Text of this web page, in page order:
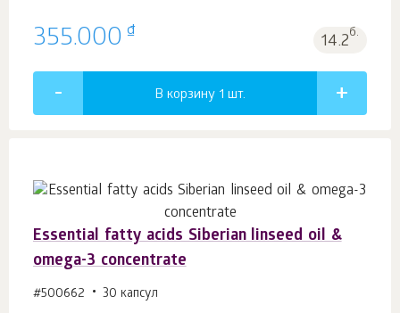
355.000 ₫ 14.2б.
В корзину 1 шт.
Essential fatty acids Siberian linseed oil &
omega-3 concentrate
#500662 30 капсул